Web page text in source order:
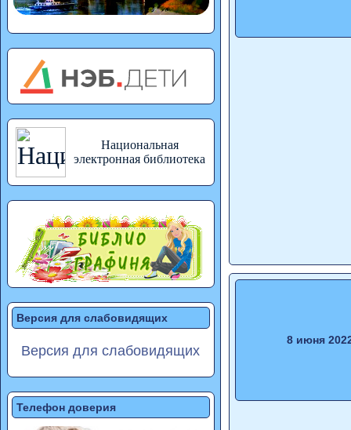
Национальная
электронная библиотека
Версия для слабовидящих
Версия для слабовидящих
Телефон доверия
8 июня